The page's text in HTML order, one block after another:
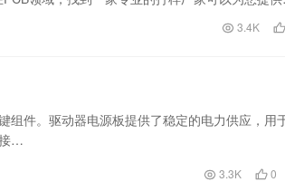
3.4K
组件。驱动器电源板提供了稳定的电力供应，用
…
3.3K 0